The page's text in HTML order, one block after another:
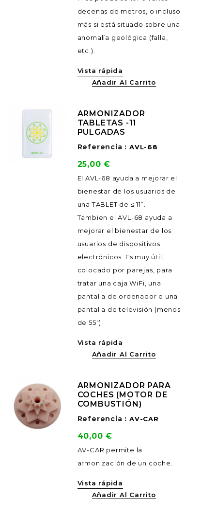
decenas de metros, o incluso
más si está situado sobre una
anomalía geológica (falla,
etc.).
Vista rápida
Añadir Al Carrito
ARMONIZADOR
TABLETAS -11
PULGADAS
Referencia : AVL-68
Precio
25,00 €
El AVL-68 ayuda a mejorar el
bienestar de los usuarios de
una TABLET de ≤ 11”.
Tambien el AVL-68 ayuda a
mejorar el bienestar de los
usuarios de dispositivos
electrónicos. Es muy útil,
colocado por parejas, para
tratar una caja WiFi, una
pantalla de ordenador o una
pantalla de televisión (menos
de 55").
Vista rápida
Añadir Al Carrito
ARMONIZADOR PARA
COCHES (MOTOR DE
COMBUSTIÓN)
Referencia : AV-CAR
Precio
40,00 €
AV-CAR permite la
armonización de un coche.
Vista rápida
Añadir Al Carrito